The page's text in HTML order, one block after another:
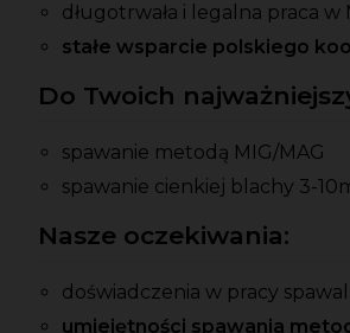
długotrwała i legalna praca w
stałe wsparcie polskiego
Do Twoich
spawanie metodą MIG/MAG
spawanie cienkiej blachy 3-
Nasze oczekiwania:
doświadczenia w pracy
umiejętności spawania